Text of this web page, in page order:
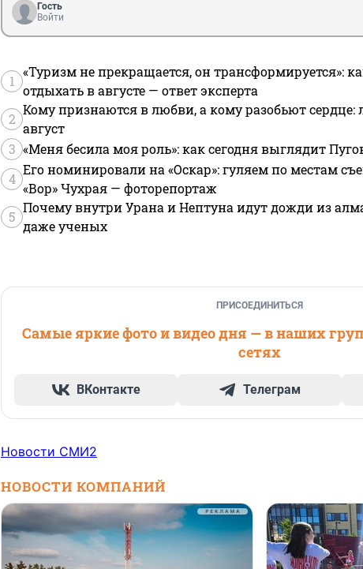
Гость
Войти
1
«Туризм не прекращается, он трансформируется»:
отдыхать в августе — ответ эксперта
2
Кому признаются в любви, а кому разобьют
август
3 «Меня бесила моя роль»: как сегодня выглядит
4
Его номинировали на «Оскар»: гуляем по местам
«Вор» Чухрая — фоторепортаж
5
Почему внутри Урана и Нептуна идут дожди из
даже ученых
ПРИСОЕДИНИТЬСЯ
Самые яркие фото и видео дня — в наших
сетях
ВКонтакте Телеграм
Новости СМИ2
НОВОСТИ КОМПАНИЙ